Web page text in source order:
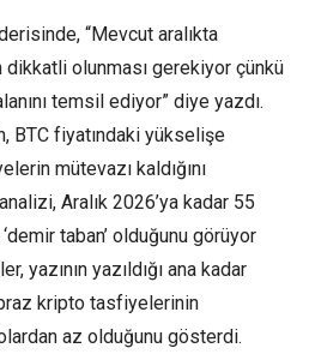
“Mevcut aralıkta
olunması gerekiyor çünkü
temsil ediyor” diye yazdı.
BTC fiyatındaki yükselişe
mütevazı kaldığını
Aralık 2026’ya kadar 55
taban’ olduğunu görüyor
yazının yazıldığı ana kadar
kripto tasfiyelerinin
az olduğunu gösterdi.